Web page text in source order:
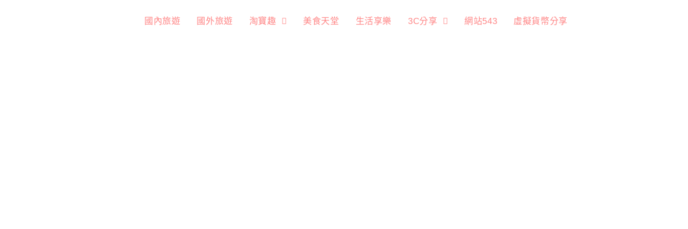
國內旅遊 國外旅遊 淘寶趣 美食天堂 生活享樂 3C分享 網站543 虛擬貨幣分享